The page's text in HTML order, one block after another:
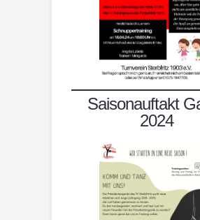
Saisonauftakt
2024